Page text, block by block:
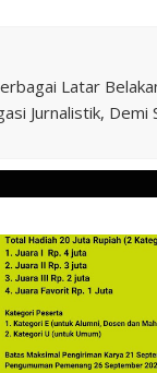
Latar
Jurnalistik, Demi